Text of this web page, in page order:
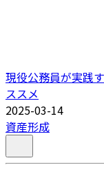
現役公務員が実践
ススメ
2025-03-14
資産形成